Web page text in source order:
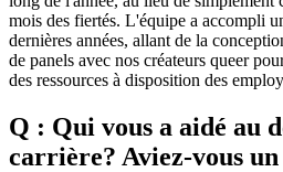
mois des fiertés. L'équipe a accompli
dernières années, allant de la
de panels avec nos créateurs queer
des ressources à disposition des
Q : Qui vous a aidé au
carrière? Aviez-vous